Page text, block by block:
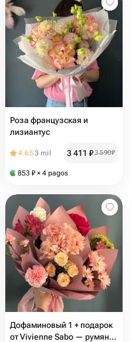
Роза французская и
лизиантус
4.653 mil 3 411 ₽3 590₽
853 ₽ × 4 pagos
Дофаминовый 1 + подарок
от Vivienne Sabo — румяна